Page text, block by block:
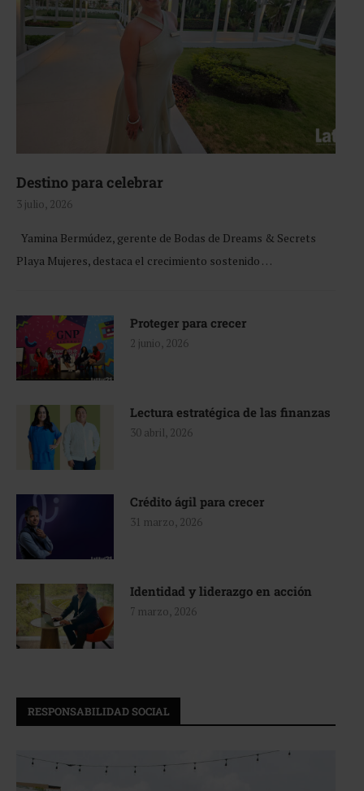
Destino para celebrar
3 julio, 2026
Yamina Bermúdez, gerente de Bodas de Dreams & Secrets
Playa Mujeres, destaca el crecimiento sostenido …
Proteger para crecer
2 junio, 2026
Lectura estratégica de las finanzas
30 abril, 2026
Crédito ágil para crecer
31 marzo, 2026
Identidad y liderazgo en acción
7 marzo, 2026
RESPONSABILIDAD SOCIAL